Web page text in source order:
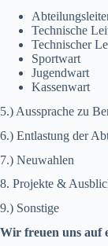
Technische
Technischer
Sportwart
Jugendwart
Kassenwart
5.) Aussprache zu
6.) Entlastung der
7.) Neuwahlen
8. Projekte &
9.) Sonstige
Wir freuen uns auf